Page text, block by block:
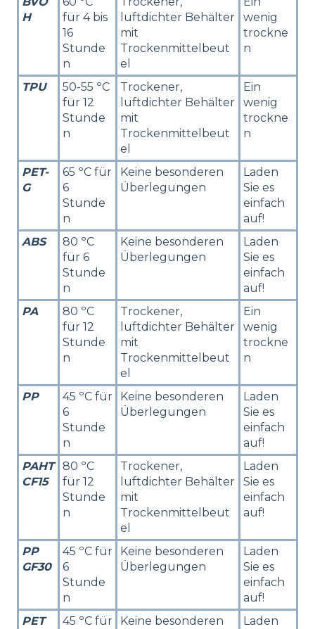
H
für 4 bis
16
Stunde
n
luftdichter Behälter
mit
Trockenmittelbeut
el
wenig
trockne
n
TPU
50-55 ºC
für 12
Stunde
n
Trockener,
luftdichter Behälter
mit
Trockenmittelbeut
el
Ein
wenig
trockne
n
PET-
G
65 ºC für
6
Stunde
n
Keine besonderen
Überlegungen
Laden
Sie es
einfach
auf!
ABS
80 ºC
für 6
Stunde
n
Keine besonderen
Überlegungen
Laden
Sie es
einfach
auf!
PA
80 ºC
für 12
Stunde
n
Trockener,
luftdichter Behälter
mit
Trockenmittelbeut
el
Ein
wenig
trockne
n
PP
45 ºC für
6
Stunde
n
Keine besonderen
Überlegungen
Laden
Sie es
einfach
auf!
PAHT
CF15
80 ºC
für 12
Stunde
n
Trockener,
luftdichter Behälter
mit
Trockenmittelbeut
el
Laden
Sie es
einfach
auf!
PP
GF30
45 ºC für
6
Stunde
n
Keine besonderen
Überlegungen
Laden
Sie es
einfach
auf!
PET
45 ºC für
Keine besonderen
Laden